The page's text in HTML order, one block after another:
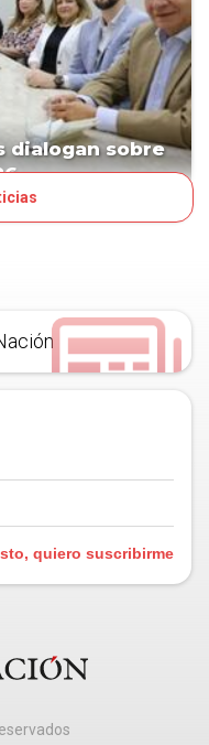
dialogan sobre
quiero suscribirme